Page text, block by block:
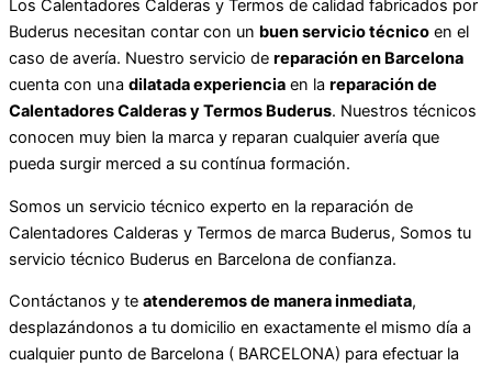
Los Calentadores Calderas y Termos de calidad fabricados por
Buderus necesitan contar con un buen servicio técnico en el
caso de avería. Nuestro servicio de reparación en Barcelona
cuenta con una dilatada experiencia en la reparación de
Calentadores Calderas y Termos Buderus. Nuestros técnicos
conocen muy bien la marca y reparan cualquier avería que
pueda surgir merced a su contínua formación.
Somos un servicio técnico experto en la reparación de
Calentadores Calderas y Termos de marca Buderus, Somos tu
servicio técnico Buderus en Barcelona de confianza.
Contáctanos y te atenderemos de manera inmediata,
desplazándonos a tu domicilio en exactamente el mismo día a
cualquier punto de Barcelona ( BARCELONA) para efectuar la